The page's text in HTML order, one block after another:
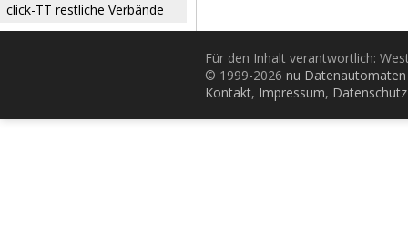
click-TT restliche Verbände
Für den Inhalt verantwortlich:
© 1999-2026 nu
Kontakt, Impressum, Datenschutz